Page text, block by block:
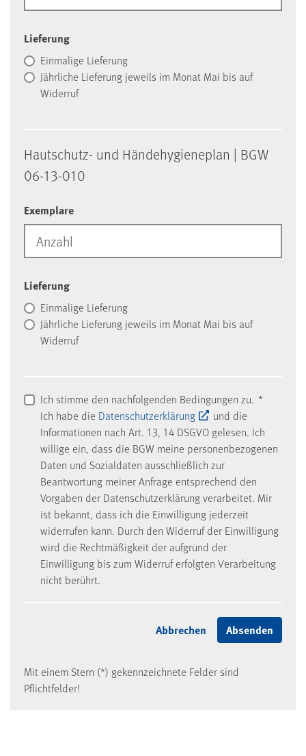
Lieferung
Einmalige Lieferung
Jährliche Lieferung jeweils im Monat Mai bis auf
Widerruf
Haut­schutz- und Hän­de­hy­gie­ne­plan | BGW
06-13-010
Exemplare
Lieferung
Einmalige Lieferung
Jährliche Lieferung jeweils im Monat Mai bis auf
Widerruf
Ich stimme den nachfolgenden Bedingungen zu. *
Ich habe die Datenschutzerklärung
und die
Informationen nach Art. 13, 14 DSGVO gelesen. Ich
willige ein, dass die BGW meine personenbezogenen
Daten und Sozialdaten ausschließlich zur
Beantwortung meiner Anfrage entsprechend den
Vorgaben der Datenschutzerklärung verarbeitet. Mir
ist bekannt, dass ich die Einwilligung jederzeit
widerrufen kann. Durch den Widerruf der Einwilligung
wird die Rechtmäßigkeit der aufgrund der
Einwilligung bis zum Widerruf erfolgten Verarbeitung
nicht berührt.
Mit einem Stern (*) gekennzeichnete Felder sind
Pflichtfelder!